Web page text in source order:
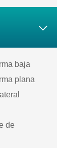

baja
plana
de